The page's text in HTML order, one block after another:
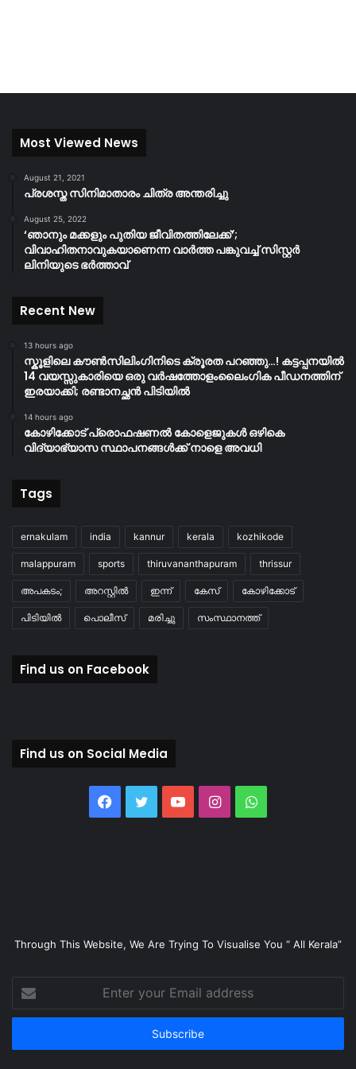
Most Viewed News
August 21, 2021
പ്രശസ്ത സിനിമാതാരം ചിത്ര അന്തരിച്ചു
August 25, 2022
‘ഞാനും മക്കളും പുതിയ ജീവിതത്തിലേക്ക്’;
വിവാഹിതനാവുകയാണെന്ന വാർത്ത പങ്കുവച്ച് സിസ്റ്റർ
ലിനിയുടെ ഭർത്താവ്
Recent New
13 hours ago
സ്കൂളിലെ കൗൺസിലിംഗിനിടെ ക്രൂരത പറഞ്ഞു…! കട്ടപ്പനയിൽ
14 വയസ്സുകാരിയെ ഒരു വർഷത്തോളംലൈംഗിക പീഡനത്തിന്
ഇരയാക്കി; രണ്ടാനച്ഛൻ പിടിയിൽ
14 hours ago
കോഴിക്കോട് പ്രൊഫഷണൽ കോളെജുകൾ ഒഴികെ
വിദ്യാഭ്യാസ സ്ഥാപനങ്ങൾക്ക് നാളെ അവധി
Tags
ernakulam india kannur kerala kozhikode
malappuram sports thiruvananthapuram thrissur
അപകടം; അറസ്റ്റിൽ ഇന്ന് കേസ് കോഴിക്കോട്
പിടിയിൽ പൊലീസ് മരിച്ചു സംസ്ഥാനത്ത്
Find us on Facebook
Find us on Social Media
Facebook
TwitterYouTubeInstagramWhatsApp
Through This Website, We Are Trying To Visualise You “ All Kerala”
your
Email